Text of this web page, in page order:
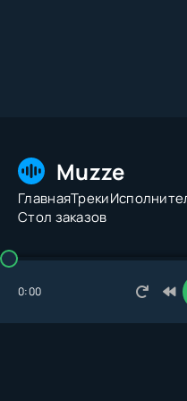
Muzze
ГлавнаяТреки
Стол заказов
© 2026 Muzze.net. Все
0:00